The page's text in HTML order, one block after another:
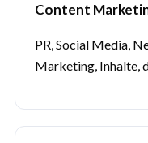
Content
PR, Social Media,
Marketing, Inhalte,